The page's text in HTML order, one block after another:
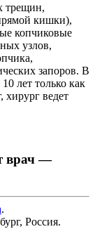
трещин,
кишки),
копчиковые
узлов,
запоров. В
лет только как
хирург ведет
врач —
.
Россия.